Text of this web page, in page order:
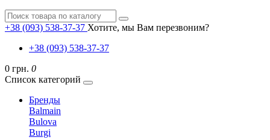
+38 (093) 538-37-37 Хотите, мы Вам перезвоним?
+38 (093) 538-37-37
0 грн. 0
Список категорий
Бренды
Balmain
Bulova
Burgi